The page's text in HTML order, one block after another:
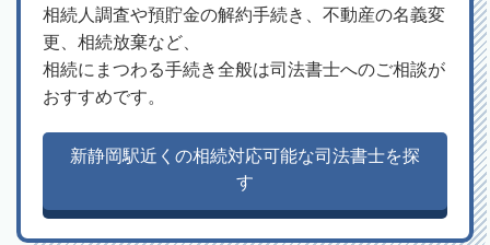
相続人調査や預貯金の解約手続き、不動産の名義変
更、相続放棄など、
相続にまつわる手続き全般は司法書士へのご相談が
おすすめです。
新静岡駅近くの相続対応可能な司法書士を探
す